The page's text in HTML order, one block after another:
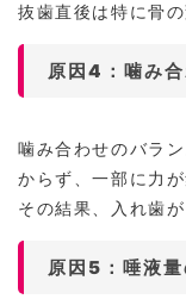
抜歯直後は特に骨
原因4：噛み
噛み合わせのバラ
からず、一部に力が
その結果、入れ歯
原因5：唾液